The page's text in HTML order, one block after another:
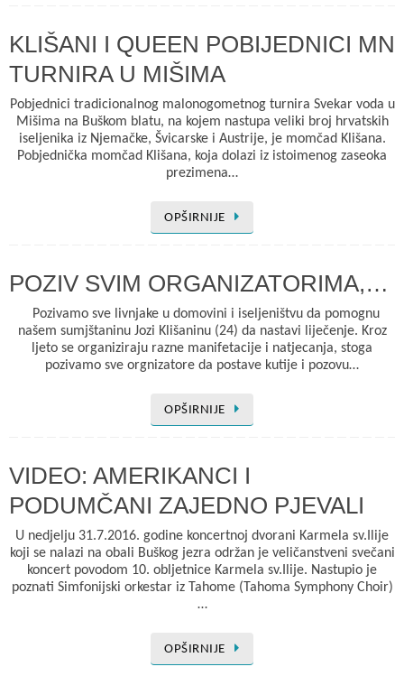
KLIŠANI I QUEEN POBIJEDNICI MN
TURNIRA U MIŠIMA
Pobjednici tradicionalnog malonogometnog turnira Svekar voda u
Mišima na Buškom blatu, na kojem nastupa veliki broj hrvatskih
iseljenika iz Njemačke, Švicarske i Austrije, je momčad Klišana.
Pobjednička momčad Klišana, koja dolazi iz istoimenog zaseoka
prezimena…
OPŠIRNIJE
POZIV SVIM ORGANIZATORIMA,…
Pozivamo sve livnjake u domovini i iseljeništvu da pomognu
našem sumjštaninu Jozi Klišaninu (24) da nastavi liječenje. Kroz
ljeto se organiziraju razne manifetacije i natjecanja, stoga
pozivamo sve orgnizatore da postave kutije i pozovu…
OPŠIRNIJE
VIDEO: AMERIKANCI I
PODUMČANI ZAJEDNO PJEVALI
U nedjelju 31.7.2016. godine koncertnoj dvorani Karmela sv.Ilije
koji se nalazi na obali Buškog jezra održan je veličanstveni svečani
koncert povodom 10. obljetnice Karmela sv.Ilije. Nastupio je
poznati Simfonijski orkestar iz Tahome (Tahoma Symphony Choir)
…
OPŠIRNIJE